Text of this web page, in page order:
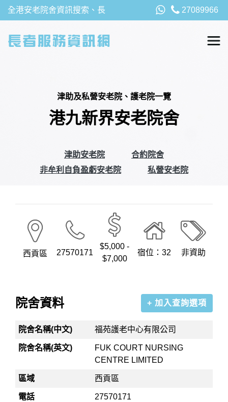
全港安老院舍資訊搜索、長 27089966
津助及私營安老院、護老院一覽
港九新界安老院舍
津助安老院
合約院舍
非牟利自負盈虧安老院
私營安老院
西貢區 27570171
$5,000 -
$7,000
宿位：32 非資助
院舍資料 + 加入查詢選項
院舍名稱(中文) 福苑護老中心有限公司
院舍名稱(英文)
FUK COURT NURSING
CENTRE LIMITED
區域 西貢區
電話 27570171